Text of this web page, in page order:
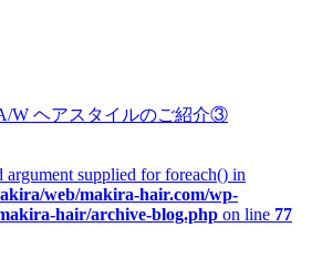
W ヘアスタイルのご紹介③
argument supplied for foreach() in
web/makira-hair.com/wp-
hair/archive-blog.php on line 77